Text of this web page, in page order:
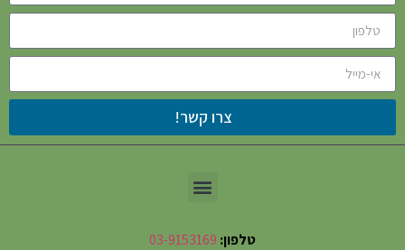
צרו קשר!
טלפון: 03-9153169